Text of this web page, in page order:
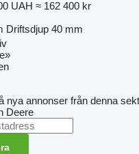
UAH ≈ 162 400 kr
Driftsdjup 40 mm
nya annonser från denna
Deere